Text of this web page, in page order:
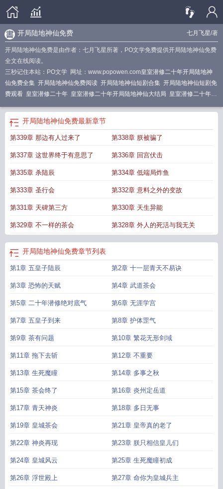
七月飞星/著
开局陆地神仙免费
开局陆地神仙免费是由作者：七月飞星所著，PO文学免费提供开局陆地神仙免费
全文在线阅读。
三秒记住本站：PO文学 网址：www.popowen.com皇室潜修二十年开局陆地神
仙免费全集 开局陆地神仙免费阅读 开局陆地神仙短剧合集 开局陆地神仙短剧免
费观看 皇室潜修二十年 皇室潜修二十年开局陆地神仙大结局 皇室潜修二十年开
开局陆地神仙陆辰动漫 皇室潜修二十年开局陆地神仙视频
仙免费观看
年开局陆地神仙皇室潜修二十年开局陆地神仙在线观看开局陆地神仙番茄
费开局陆地神仙陆辰笔趣阁皇室潜修二十年开局陆地神仙陆辰
剧全集皇室潜修二十年开局陆地神仙免费观看开局陆地神仙最
年开局陆地神仙短剧在线播放
开局陆地神仙爆火短剧开局陆地神仙短视频
陆地神仙免费开局陆地神仙笔趣阁 开局陆地神仙最新开局陆地神仙陆辰短
开局陆地神仙免费最新章节
第339章 那边有人过来了 第338章 朕被骗了
第337章 这世界终于有意思了 第336章 回宫伏击
第335章 杀陆辰 第334章 低端局炸鱼
第333章 圣行会 第332章 意料之外的变故
第331章 天碑第三方 第330章 天生异能
第329章 不一样的茶会 第328章 外人的死活与我无关
开局陆地神仙免费章节列表
第1章 五皇子陆辰 第2章 十一层青天不易诀
第3章 恐怖的天赋 第4章 武道茶会
第5章 二十年潜修绝对底气 第6章 无涯学宫
第7章 五皇子到来 第8章 护体罡气
第9章 茶有问题 第10章 繁花无形剑域
第11章 拖下去斩 第12章 不重要
第13章 生死魔瞳 第14章 多事之秋
第15章 茶会终了 第16章 炎州定岳道
第17章 青天神炎 第18章 多日无事
第19章 皇城茶会 第21章 皇帝真的老了
第22章 神炎再现 第23章 朕只相信皇儿们
第24章 皇城风云 第25章 生死魔瞳初成
第26章 浮世殿上 第27章 命你为皇城兵主